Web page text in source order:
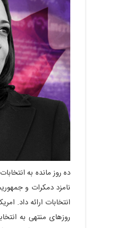
ده روز مانده به
نامزد دمکرات و
انتخابات ارائه داد.
روزهای منتهی به